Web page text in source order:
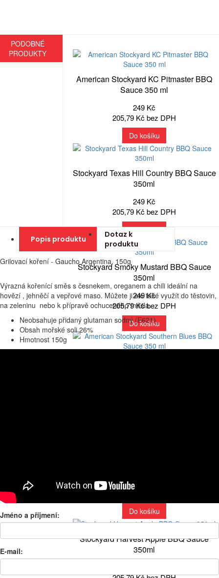
PODOBNÉ
PRODUKTY
American Stockyard KC Pitmaster BBQ
Sauce 350 ml
249 Kč
205,79 Kč bez DPH
Do košíku
Stockyard Texas Hill Country BBQ Sauce
350ml
249 Kč
205,79 Kč bez DPH
Do košíku
Stockyard Smoky Mustard BBQ Sauce
350ml
249 Kč
205,79 Kč bez DPH
Do košíku
249 Kč
Do košíku
Stockyard Harvest Apple BBQ Sauce
350ml
Popis produktu
Dotaz k
produktu
Grilovací koření - Gaucho Argentina, 150g
Výrazná kořenící směs s česnekem, oreganem a chili ideální na
hovězí , jehněčí a vepřové maso. Můžete ji ale také využít do těstovin,
na zeleninu nebo k přípravě ochuceného másla.
Neobsahuje přidaný glutaman sodný (E621)
Obsah mořské soli 26%
Hmotnost 150g
Jméno a příjmení:
E-mail: